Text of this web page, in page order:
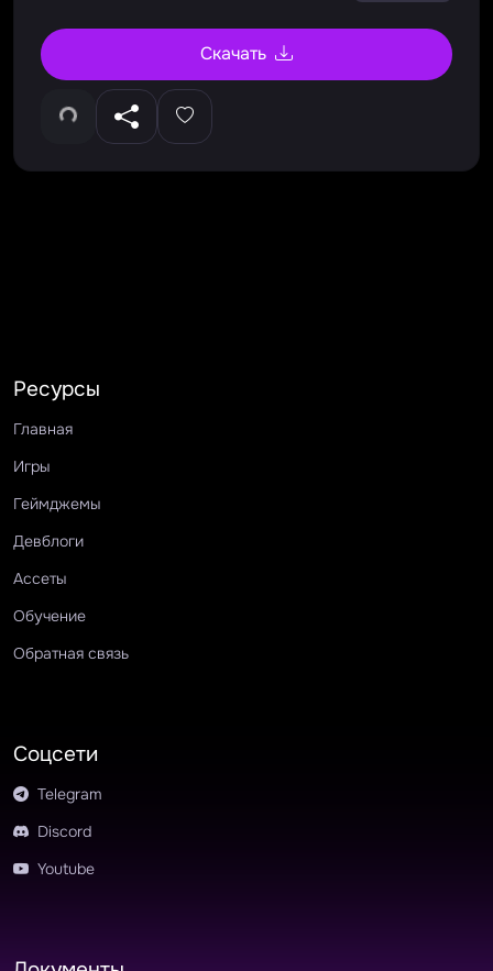
Скачать
Ресурсы
Главная
Игры
Геймджемы
Девблоги
Ассеты
Обучение
Обратная связь
Соцсети
Telegram
Discord
Youtube